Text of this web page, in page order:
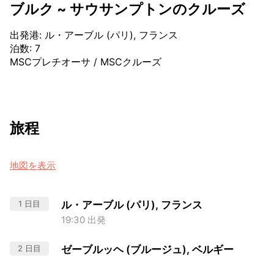
ブルク ~ サウサンプトンのクルーズ
出発港: ル・アーブル (パリ), フランス
泊数: 7
MSCプレチオーサ / MSCクルーズ
旅程
地図を表示
1 日目 ル・アーブル (パリ), フランス
19:30 出発
2 日目 ゼーブルッヘ (ブルージュ), ベルギー